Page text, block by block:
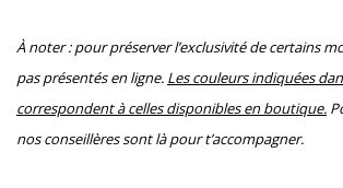
À noter : pour préserver l’exclusivité de certains
pas présentés en ligne. Les couleurs indiquées
correspondent à celles disponibles en boutique.
nos conseillères sont là pour t’accompagner.